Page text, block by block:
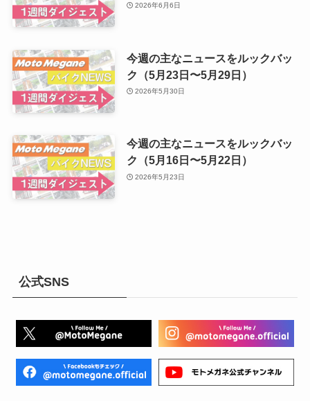
2026年6月6日
今週の主なニュースをルックバッ
ク（5月23日〜5月29日）
2026年5月30日
今週の主なニュースをルックバッ
ク（5月16日〜5月22日）
2026年5月23日
公式SNS